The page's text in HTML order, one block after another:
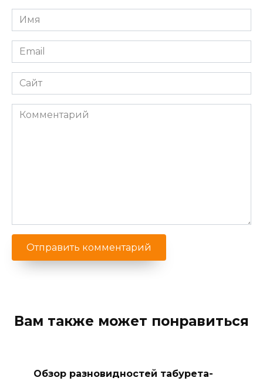
Имя
*
Email
*
Сайт
Комментарий
Вам также может понравиться
Обзор разновидностей табурета-